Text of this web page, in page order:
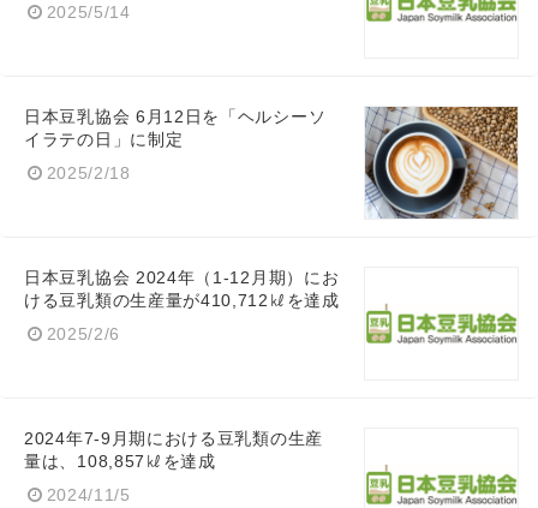
2025/5/14
日本豆乳協会 6月12日を「ヘルシーソ
イラテの日」に制定
2025/2/18
日本豆乳協会 2024年（1-12月期）にお
ける豆乳類の生産量が410,712㎘を達成
2025/2/6
2024年7-9月期における豆乳類の生産
量は、108,857㎘を達成
2024/11/5